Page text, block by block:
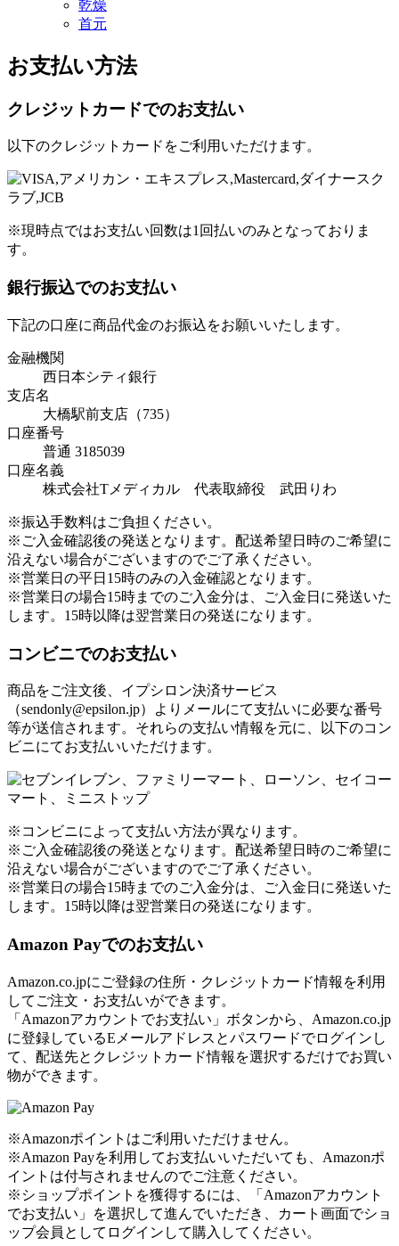
乾燥
首元
お支払い方法
クレジットカードでのお支払い
以下のクレジットカードをご利用いただけます。
※現時点ではお支払い回数は1回払いのみとなっておりま
す。
銀行振込でのお支払い
下記の口座に商品代金のお振込をお願いいたします。
金融機関
西日本シティ銀行
支店名
大橋駅前支店（735）
口座番号
普通 3185039
口座名義
株式会社Tメディカル 代表取締役 武田りわ
※振込手数料はご負担ください。
※ご入金確認後の発送となります。配送希望日時のご希望に
沿えない場合がございますのでご了承ください。
※営業日の平日15時のみの入金確認となります。
※営業日の場合15時までのご入金分は、ご入金日に発送いた
します。15時以降は翌営業日の発送になります。
コンビニでのお支払い
商品をご注文後、イプシロン決済サービス
（sendonly@epsilon.jp）よりメールにて支払いに必要な番号
等が送信されます。それらの支払い情報を元に、以下のコン
ビニにてお支払いいただけます。
※コンビニによって支払い方法が異なります。
※ご入金確認後の発送となります。配送希望日時のご希望に
沿えない場合がございますのでご了承ください。
※営業日の場合15時までのご入金分は、ご入金日に発送いた
します。15時以降は翌営業日の発送になります。
Amazon Payでのお支払い
Amazon.co.jpにご登録の住所・クレジットカード情報を利用
してご注文・お支払いができます。
「Amazonアカウントでお支払い」ボタンから、Amazon.co.jp
に登録しているEメールアドレスとパスワードでログインし
て、配送先とクレジットカード情報を選択するだけでお買い
物ができます。
※Amazonポイントはご利用いただけません。
※Amazon Payを利用してお支払いいただいても、Amazonポ
イントは付与されませんのでご注意ください。
※ショップポイントを獲得するには、「Amazonアカウント
でお支払い」を選択して進んでいただき、カート画面でショ
ップ会員としてログインして購入してください。